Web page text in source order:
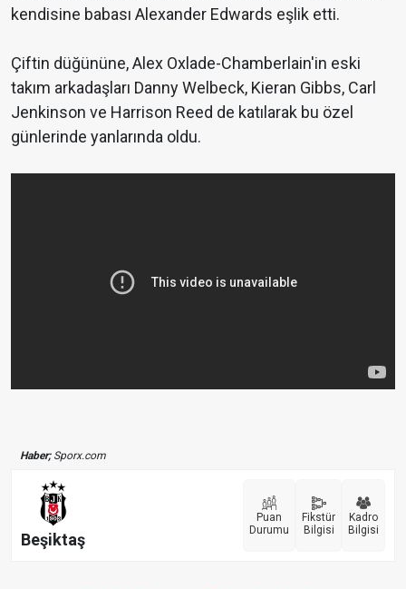
kendisine babası Alexander Edwards eşlik etti.
Çiftin düğününe, Alex Oxlade-Chamberlain'in eski
takım arkadaşları Danny Welbeck, Kieran Gibbs, Carl
Jenkinson ve Harrison Reed de katılarak bu özel
günlerinde yanlarında oldu.
Haber;Sporx.com
Beşiktaş
Puan
Durumu
Fikstür
Bilgisi
Kadro
Bilgisi